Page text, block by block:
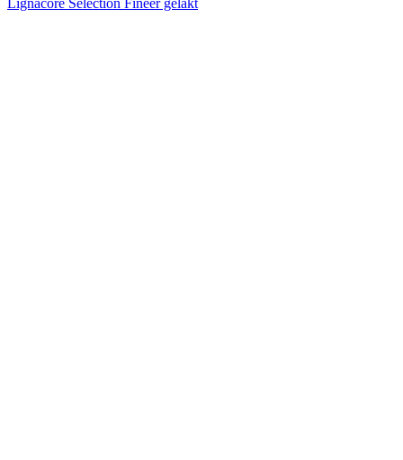
Lignacore Selection Fineer gelakt